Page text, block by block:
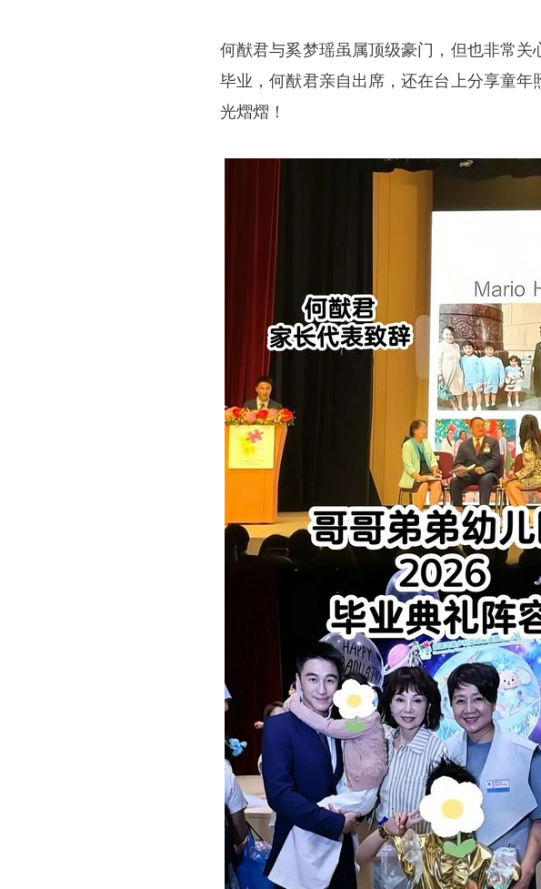
何猷君与奚梦瑶虽属顶级豪门，但也非常
毕业，何猷君亲自出席，还在台上分享童年
光熠熠！